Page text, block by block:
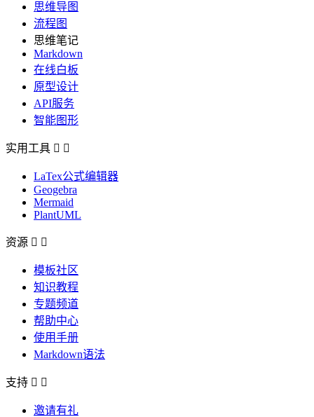
思维导图
流程图
思维笔记
Markdown
在线白板
原型设计
API服务
智能图形
实用工具  
LaTex公式编辑器
Geogebra
Mermaid
PlantUML
资源  
模板社区
知识教程
专题频道
帮助中心
使用手册
Markdown语法
支持  
邀请有礼